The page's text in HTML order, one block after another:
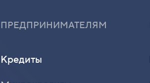
ПРЕДПРИНИМАТЕЛЯМ
Кредиты